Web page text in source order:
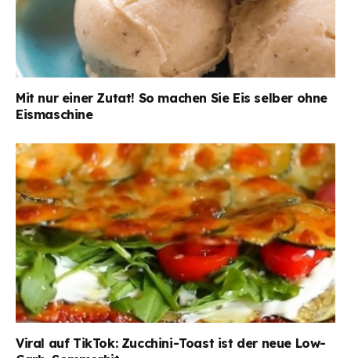
Mit nur einer Zutat! So machen Sie Eis selber ohne
Eismaschine
Viral auf TikTok: Zucchini-Toast ist der neue Low-